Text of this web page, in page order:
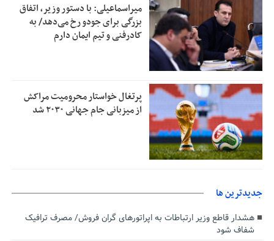
میراسماعیلی: با دستور وزیر، اتفاق
بزرگی برای جودو رخ می‌دهد/ به
کادرفنی و تیم ایمان دارم
پرتغال خواستار محرومیت مراکش
از میزبانی جام جهانی ۲۰۳۰ شد
جديدترين ها
هشدار قاطع وزیر ارتباطات به اپراتورهای گران فروش/ مصرف ترافیک
شفاف شود